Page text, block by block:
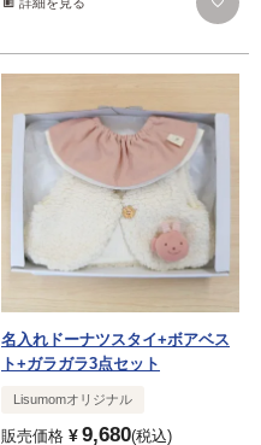
名入れドーナツスタイ+ボアベス
ト+ガラガラ3点セット
Lisumomオリジナル
販売価格 ¥9,680 税込